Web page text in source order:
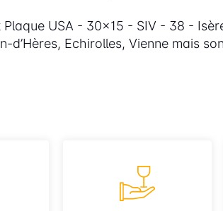
USA - 30x15 - SIV - 38 -
Echirolles, Vienne mais